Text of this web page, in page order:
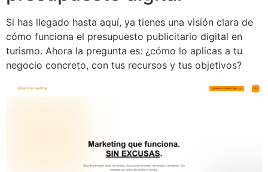
Si has llegado hasta aquí, ya tienes una visión clara de
cómo funciona el presupuesto publicitario digital en
turismo. Ahora la pregunta es: ¿cómo lo aplicas a tu
negocio concreto, con tus recursos y tus objetivos?